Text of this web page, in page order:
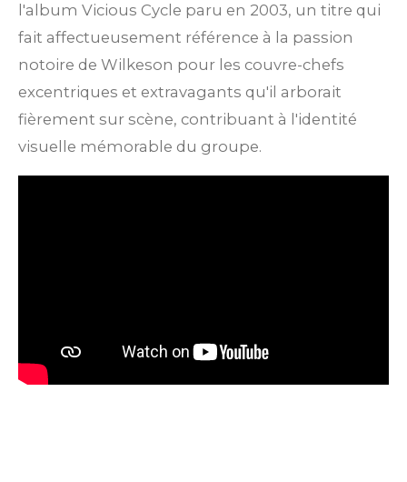
l'album Vicious Cycle paru en 2003, un titre qui
fait affectueusement référence à la passion
notoire de Wilkeson pour les couvre-chefs
excentriques et extravagants qu'il arborait
fièrement sur scène, contribuant à l'identité
visuelle mémorable du groupe.